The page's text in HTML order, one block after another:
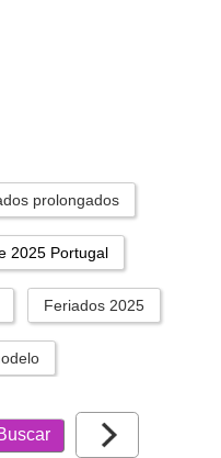
prolongados
2025 Portugal
Feriados 2025